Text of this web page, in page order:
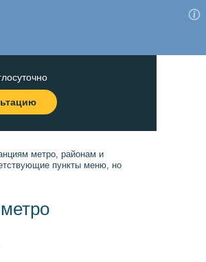
метро, районам и
пункты меню, но